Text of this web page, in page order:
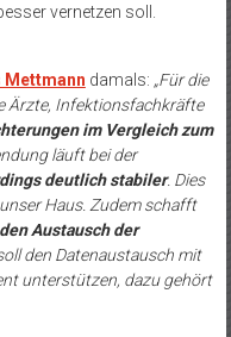
vernetzen soll.
Mettmann damals: „Für die
Ärzte, Infektionsfachkräfte
im Vergleich zum
läuft bei der
deutlich stabiler. Dies
Haus. Zudem schafft
Austausch der
den Datenaustausch mit
unterstützen, dazu gehört